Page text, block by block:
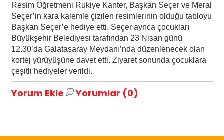
Resim Öğretmeni Rukiye Kanter, Başkan Seçer ve Meral
Seçer’in kara kalemle çizilen resimlerinin olduğu tabloyu
Başkan Seçer’e hediye etti. Seçer ayrıca çocukları
Büyükşehir Belediyesi tarafından 23 Nisan günü
12.30’da Galatasaray Meydanı’nda düzenlenecek olan
kortej yürüyüşüne davet etti. Ziyaret sonunda çocuklara
çeşitli hediyeler verildi.
Yorum Ekle Yorumlar (0)